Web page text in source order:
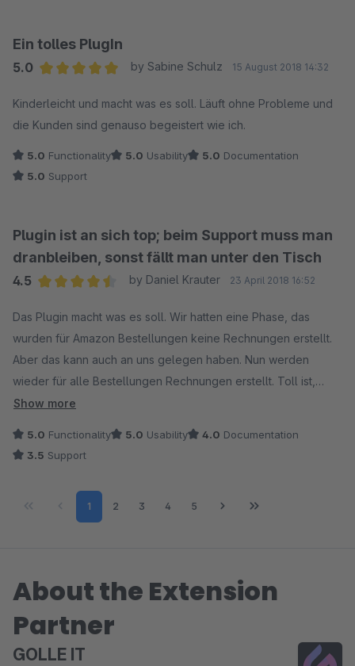
Ein tolles PlugIn
5.0
by Sabine Schulz 15 August 2018 14:32
Kinderleicht und macht was es soll. Läuft ohne Probleme und
die Kunden sind genauso begeistert wie ich.
5.0 Functionality 5.0 Usability 5.0 Documentation
5.0 Support
Plugin ist an sich top; beim Support muss man
dranbleiben, sonst fällt man unter den Tisch
4.5
by Daniel Krauter 23 April 2018 16:52
Das Plugin macht was es soll. Wir hatten eine Phase, das
wurden für Amazon Bestellungen keine Rechnungen erstellt.
Aber das kann auch an uns gelegen haben. Nun werden
wieder für alle Bestellungen Rechnungen erstellt. Toll ist,
dass das Plugin auch bei Magnalister Bestellungen
Ich wünschte mir, dass der Support noch zuverlässiger
Show more
5.0 Functionality 5.0 Usability 4.0 Documentation
3.5 Support
Page
1 Page
2 Page
3 Page
4 Page
5
About the Extension
Partner
GOLLE IT